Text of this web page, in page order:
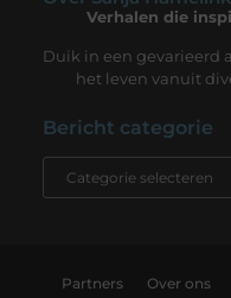
Verhalen die
Duik in een gevarieerd
het leven vanuit
Bericht categorie
Partners Over ons